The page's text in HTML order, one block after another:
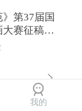
》第37届国
大赛征稿通
8届全国中
我的